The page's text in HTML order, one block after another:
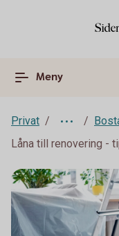
Meny
Privat
Låna till renovering -